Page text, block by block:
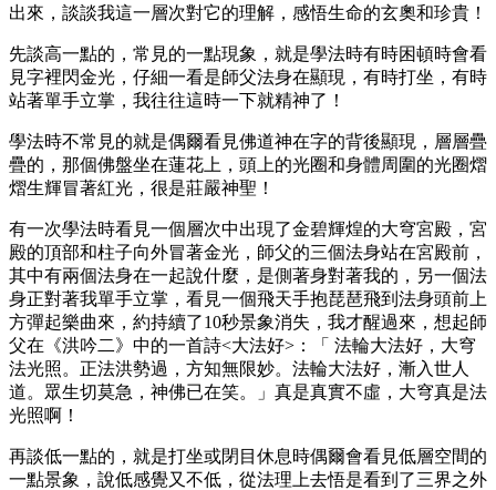
出來，談談我這一層次對它的理解，感悟生命的玄奧和珍貴！
先談高一點的，常見的一點現象，就是學法時有時困頓時會看
見字裡閃金光，仔細一看是師父法身在顯現，有時打坐，有時
站著單手立掌，我往往這時一下就精神了！
學法時不常見的就是偶爾看見佛道神在字的背後顯現，層層疊
疊的，那個佛盤坐在蓮花上，頭上的光圈和身體周圍的光圈熠
熠生輝冒著紅光，很是莊嚴神聖！
有一次學法時看見一個層次中出現了金碧輝煌的大穹宮殿，宮
殿的頂部和柱子向外冒著金光，師父的三個法身站在宮殿前，
其中有兩個法身在一起說什麼，是側著身對著我的，另一個法
身正對著我單手立掌，看見一個飛天手抱琵琶飛到法身頭前上
方彈起樂曲來，約持續了10秒景象消失，我才醒過來，想起師
父在《洪吟二》中的一首詩<大法好>：「 法輪大法好，大穹
法光照。正法洪勢過，方知無限妙。法輪大法好，漸入世人
道。眾生切莫急，神佛已在笑。」真是真實不虛，大穹真是法
光照啊！
再談低一點的，就是打坐或閉目休息時偶爾會看見低層空間的
一點景象，說低感覺又不低，從法理上去悟是看到了三界之外